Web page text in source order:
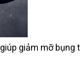
giảm mỡ bụng